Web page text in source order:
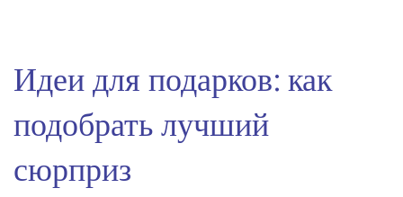
Идеи для подарков: как
подобрать лучший
сюрприз